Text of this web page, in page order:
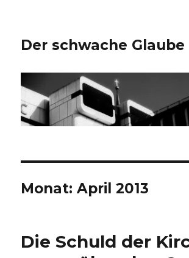
Der schwache Glaube
Monat:April 2013
Die Schuld der